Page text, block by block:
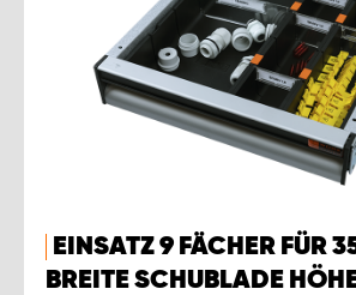
EINSATZ 9 FÄCHER FÜR
BREITE SCHUBLADE